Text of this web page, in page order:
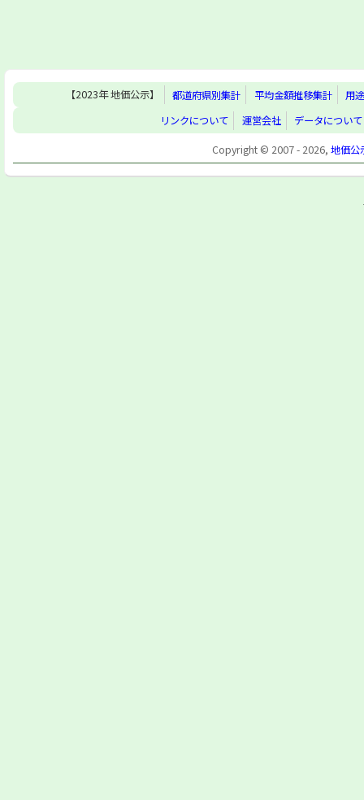
【2023年 地価公示】 都道府県別集計 平均金額推移集計
用
リンクについて
運営会社
データについて
Copyright © 2007 - 2026, 地価公